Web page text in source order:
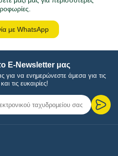
με WhatsApp
E-Newsletter μας
για να ενημερώνεστε άμεσα για τις
τις ευκαιρίες!